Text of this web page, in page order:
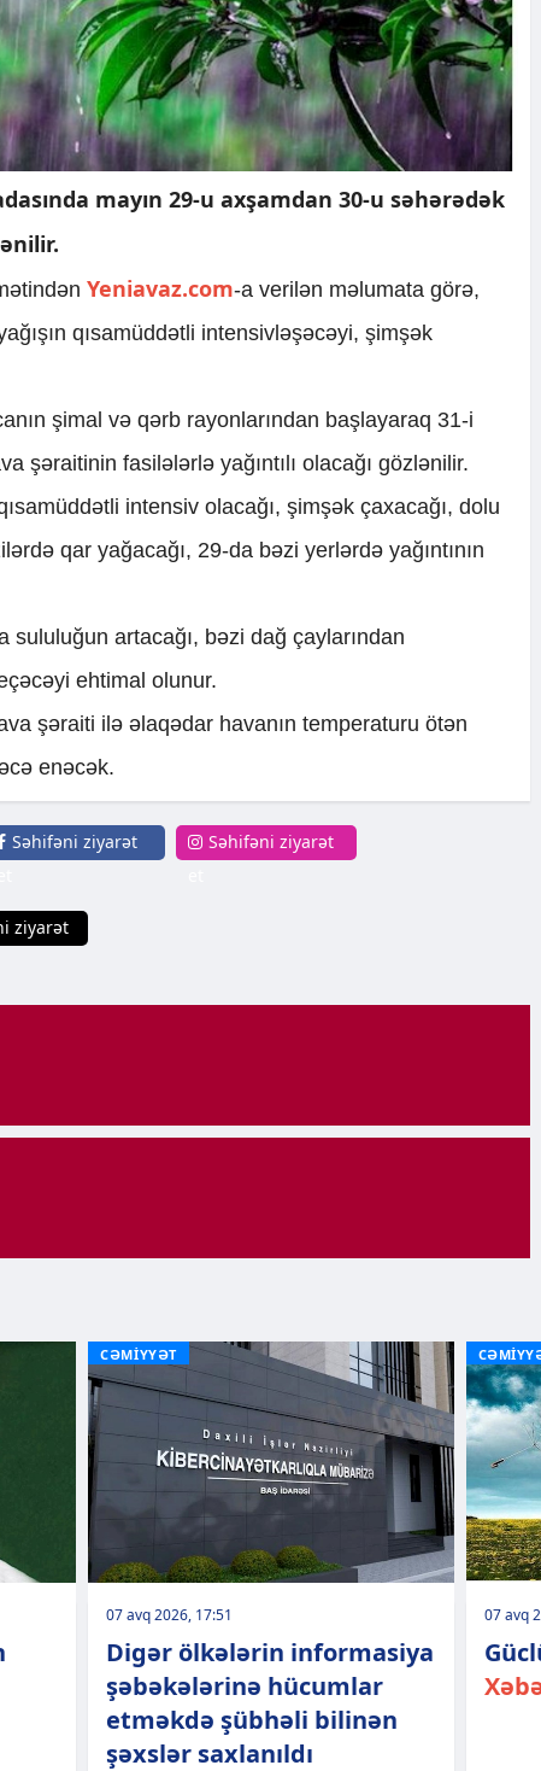
mayın 29-u axşamdan 30-u səhərədək
Yeniavaz.com-a verilən məlumata görə,
qısamüddətli intensivləşəcəyi, şimşək
şimal və qərb rayonlarından başlayaraq 31-i
şəraitinin fasilələrlə yağıntılı olacağı gözlənilir.
intensiv olacağı, şimşək çaxacağı, dolu
qar yağacağı, 29-da bəzi yerlərdə yağıntının
sululuğun artacağı, bəzi dağ çaylarından
ehtimal olunur.
şəraiti ilə əlaqədar havanın temperaturu ötən
enəcək.
Səhifəni ziyarət
Səhifəni ziyarət
ziyarət
CƏMİYYƏT
07 avq 2026, 17:51
Digər ölkələrin informasiya
şəbəkələrinə hücumlar
etməkdə şübhəli bilinən
şəxslər saxlanıldı
07 avq